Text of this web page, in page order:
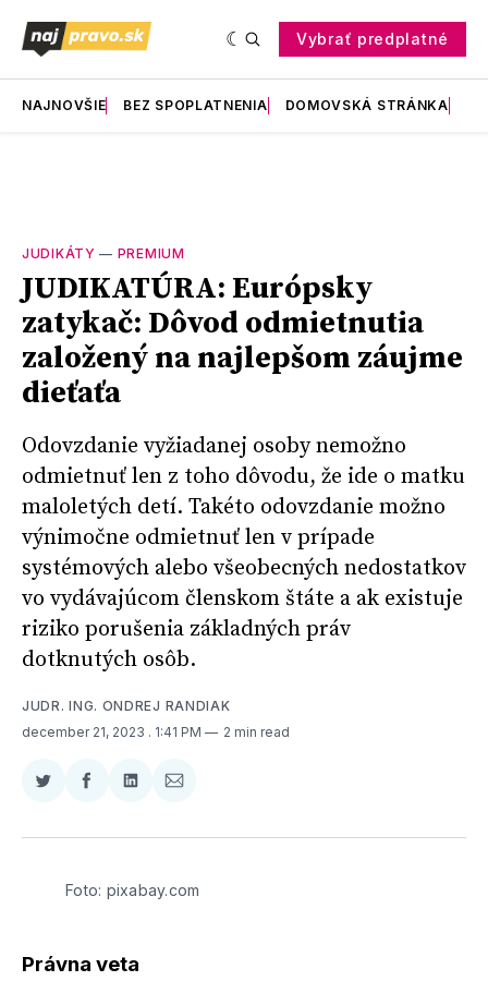
Vybrať predplatné
NAJNOVŠIE BEZ SPOPLATNENIA DOMOVSKÁ STRÁNKA
JUDIKÁTY — PREMIUM
JUDIKATÚRA: Európsky
zatykač: Dôvod odmietnutia
založený na najlepšom záujme
dieťaťa
Odovzdanie vyžiadanej osoby nemožno
odmietnuť len z toho dôvodu, že ide o matku
maloletých detí. Takéto odovzdanie možno
výnimočne odmietnuť len v prípade
systémových alebo všeobecných nedostatkov
vo vydávajúcom členskom štáte a ak existuje
riziko porušenia základných práv
dotknutých osôb.
JUDR. ING. ONDREJ RANDIAK
december 21, 2023 . 1:41 PM 2 min read
Zdieľať
Twitter
Zdieľať
Facebooku
Zdieľať
LinkedIne
Zdieľať
E-
Foto: pixabay.com
Právna veta